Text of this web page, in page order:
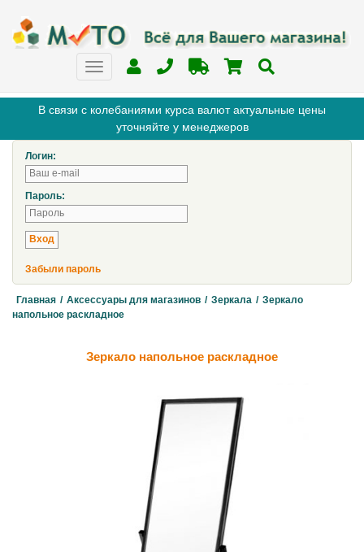
В связи с колебаниями курса валют актуальные цены
уточняйте у менеджеров
Логин:
Пароль:
Забыли пароль
Главная / Аксессуары для магазинов / Зеркала / Зеркало
напольное раскладное
Зеркало напольное раскладное